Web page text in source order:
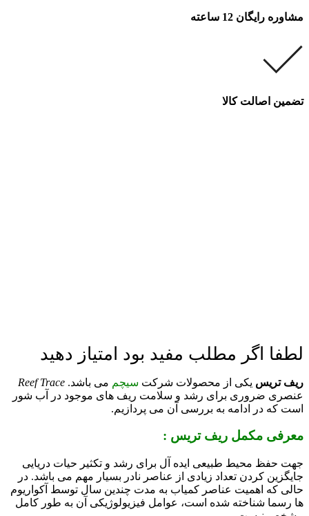
مشاوره رایگان 12 ساعته
تضمین اصالت کالا
لطفا اگر مطلب مفید بود امتیاز دهید
ریف تریس یکی از محصولات شرکت سیچم می باشد. Reef Trace
عنصری ضروری برای رشد و سلامت ریف های موجود در آب شور
است که در ادامه به بررسی آن می پردازیم.
معرفی مکمل ریف تریس :
جهت حفظ محیط طبیعی ایده آل برای رشد و تکثیر حیات دریایی
جایگزین کردن تعداد زیادی از عناصر نادر بسیار مهم می باشد. در
حالی که اهمیت عناصر کمیاب به مدت چندین سال توسط آکواریوم
ها رسما شناخته شده است، عوامل فیزیولوژیکی آن به طور کامل